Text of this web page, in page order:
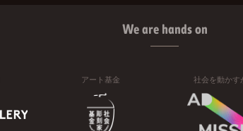
We are hands on
アート基金 社会を動かす